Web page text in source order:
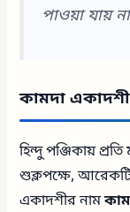
পাওয়া যায়
কামদা একাদশী
হিন্দু পঞ্জিকায়
শুক্লপক্ষে, আরেকটি
একাদশীর নাম